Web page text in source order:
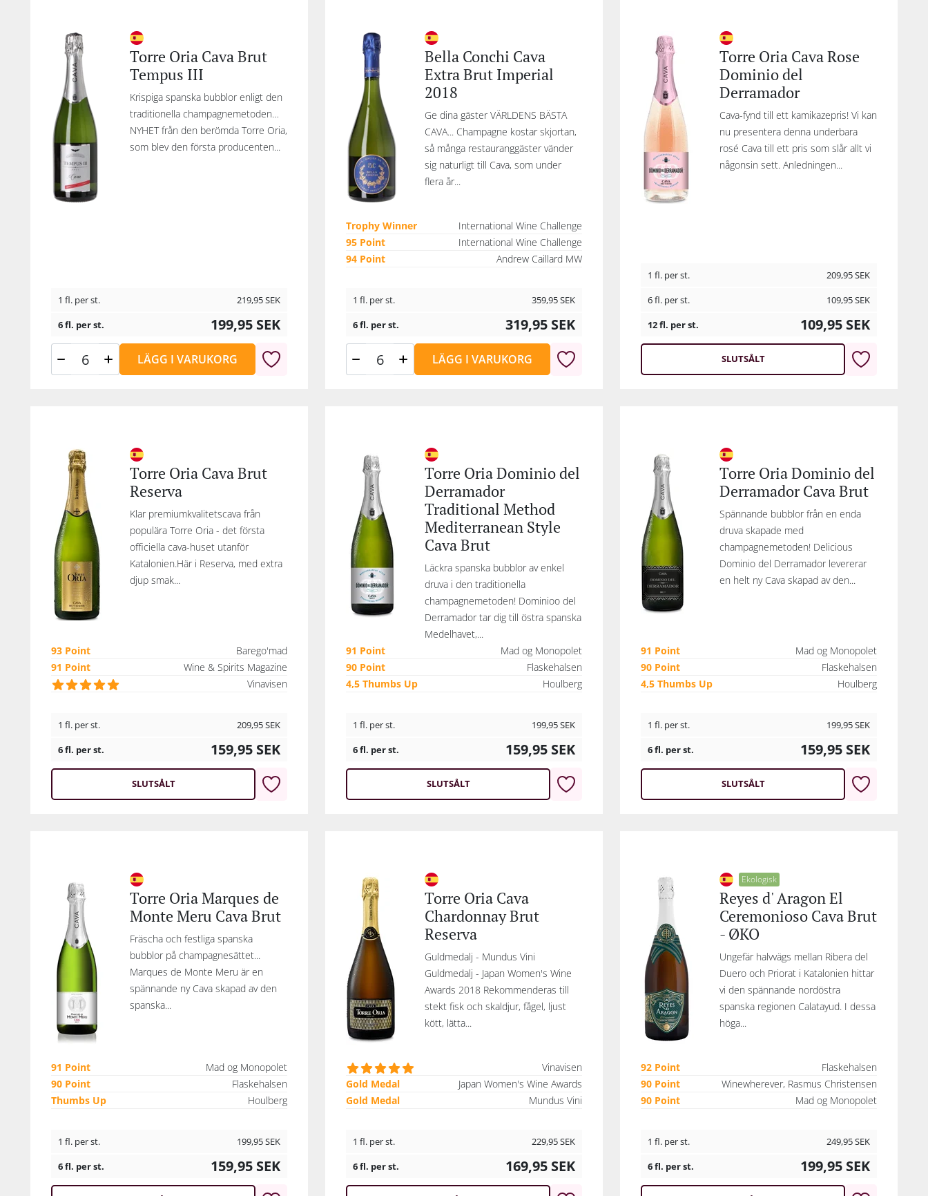
Torre Oria Cava Brut
Tempus III
Krispiga spanska bubblor enligt den
traditionella champagnemetoden…
NYHET från den berömda Torre Oria,
som blev den första producenten...
1 fl. per st. 219,95SEK
6 fl. per st.
199,95 SEK
LÄGG I VARUKORG
Bella Conchi Cava
Extra Brut Imperial
2018
Ge dina gäster VÄRLDENS BÄSTA
CAVA... Champagne kostar skjortan,
så många restauranggäster vänder
sig naturligt till Cava, som under
flera år...
Trophy Winner
International Wine Challenge
95 Point
International Wine Challenge
94 Point
Andrew Caillard MW
1 fl. per st. 359,95SEK
6 fl. per st.
319,95 SEK
LÄGG I VARUKORG
Torre Oria Cava Rose
Dominio del
Derramador
Cava-fynd till ett kamikazepris! Vi kan
nu presentera denna underbara
rosé Cava till ett pris som slår allt vi
någonsin sett. Anledningen...
1 fl. per st. 209,95SEK
6 fl. per st.
109,95SEK
12 fl. per st.
109,95 SEK
SLUTSÅLT
Torre Oria Cava Brut
Reserva
Klar premiumkvalitetscava från
populära Torre Oria - det första
officiella cava-huset utanför
Katalonien.Här i Reserva, med extra
djup smak...
93 Point
Barego'mad
91 Point
Wine & Spirits Magazine
Vinavisen
1 fl. per st. 209,95SEK
6 fl. per st.
159,95 SEK
SLUTSÅLT
Torre Oria Dominio del
Derramador
Traditional Method
Mediterranean Style
Cava Brut
Läckra spanska bubblor av enkel
druva i den traditionella
champagnemetoden! Dominioo del
Derramador tar dig till östra spanska
Medelhavet,...
91 Point
Mad og Monopolet
90 Point
Flaskehalsen
4,5 Thumbs Up
Houlberg
1 fl. per st. 199,95SEK
6 fl. per st.
159,95 SEK
SLUTSÅLT
Torre Oria Dominio del
Derramador Cava Brut
Spännande bubblor från en enda
druva skapade med
champagnemetoden! Delicious
Dominio del Derramador levererar
en helt ny Cava skapad av den...
91 Point
Mad og Monopolet
90 Point
Flaskehalsen
4,5 Thumbs Up
Houlberg
1 fl. per st. 199,95SEK
6 fl. per st.
159,95 SEK
SLUTSÅLT
Torre Oria Marques de
Monte Meru Cava Brut
Fräscha och festliga spanska
bubblor på champagnesättet...
Marques de Monte Meru är en
spännande ny Cava skapad av den
spanska...
91 Point
Mad og Monopolet
90 Point
Flaskehalsen
Thumbs Up
Houlberg
1 fl. per st. 199,95SEK
6 fl. per st.
159,95 SEK
Torre Oria Cava
Chardonnay Brut
Reserva
Guldmedalj - Mundus Vini
Guldmedalj - Japan Women's Wine
Awards 2018 Rekommenderas till
stekt fisk och skaldjur, fågel, ljust
kött, lätta...
Vinavisen
Gold Medal
Japan Women's Wine Awards
Gold Medal
Mundus Vini
1 fl. per st. 229,95SEK
6 fl. per st.
169,95 SEK
Ekologisk
Reyes d' Aragon El
Ceremonioso Cava Brut
- ØKO
Ungefär halvvägs mellan Ribera del
Duero och Priorat i Katalonien hittar
vi den spännande nordöstra
spanska regionen Calatayud. I dessa
höga...
92 Point
Flaskehalsen
90 Point
Winewherever, Rasmus Christensen
90 Point
Mad og Monopolet
1 fl. per st. 249,95SEK
6 fl. per st.
199,95 SEK